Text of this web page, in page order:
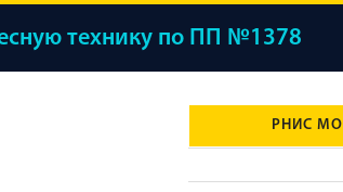
технику по ПП №1378
РНИС